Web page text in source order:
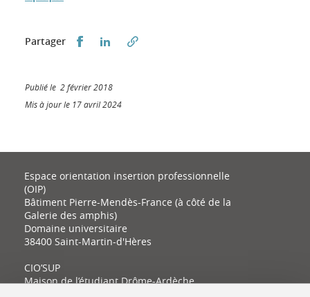
Partager Partager sur Facebook
Partager sur LinkedIn
Publié le 2 février 2018
Mis à jour le 17 avril 2024
Espace orientation insertion professionnelle
(OIP)
Bâtiment Pierre-Mendès-France (à côté de la
Galerie des amphis)
Domaine universitaire
38400 Saint-Martin-d'Hères
CIO’SUP
Maison de l’étudiant Drôme-Ardèche